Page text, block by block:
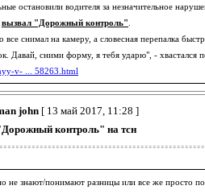
остановили водителя за незначительное
вызвал "Дорожный контроль"
снимал на камеру, а словесная перепалка
Давай, сними форму, я тебя ударю", - хвастался
v- ... 58263.html
john [ 13 май 2017, 11:28 ]
контроль" на тсн
не знают/понимают разницы или все же просто